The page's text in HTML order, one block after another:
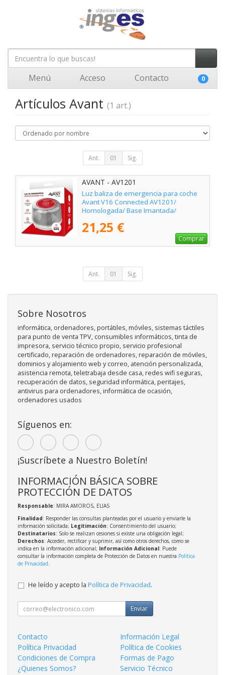
Menú Acceso Contacto 0
Artículos Avant (1 art.)
Ant. 01 Sig.
AVANT - AV1201
Luz baliza de emergencia para coche
Avant V16 Connected AV1201/
Homologada/ Base Imantada/
21,25 €
Comprar
Ant. 01 Sig.
Sobre Nosotros
informática, ordenadores, portátiles, móviles, sistemas táctiles
para punto de venta TPV, consumibles informáticos, tinta de
impresora, servicio técnico propio, servicio profesional
certificado, reparación de ordenadores, reparación de móviles,
dominios y alojamiento web y correo, atención personalizada,
asistencia remota, teletrabaja desde casa, redes wifi seguras,
recuperación de datos, seguridad informática, peritajes,
antivirus para ordenadores, informática de ocasión,
ordenadores usados
Síguenos en:
¡Suscríbete a Nuestro Boletín!
INFORMACIÓN BÁSICA SOBRE
PROTECCIÓN DE DATOS
Responsable: MIRA AMOROS, ELIAS
Finalidad: Responder las consultas planteadas por el usuario y enviarle la
información solicitada; Legitimación: Consentimiento del usuario;
Destinatarios: Solo se realizan cesiones si existe una obligación legal;
Derechos: Acceder, rectificar y suprimir, así como otros derechos, como se
indica en la información adicional; Información Adicional: Puede
consultar la información completa de Protección de Datos en nuestra Política
de Privacidad.
He leído y acepto la Política de Privacidad.
Enviar
Contacto
Información Legal
Política Privacidad
Política de Cookies
Condiciones de Compra
Formas de Pago
¿Quienes Somos?
Servicio Técnico